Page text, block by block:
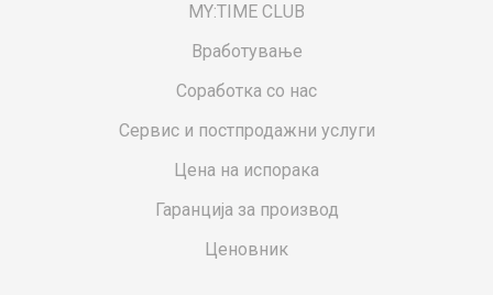
MY:TIME CLUB
Вработување
Соработка со нас
Сервис и постпродажни услуги
Цена на испорака
Гаранција за производ
Ценовник